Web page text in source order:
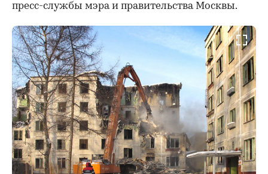
пресс-службы мэра и правительства Москвы.